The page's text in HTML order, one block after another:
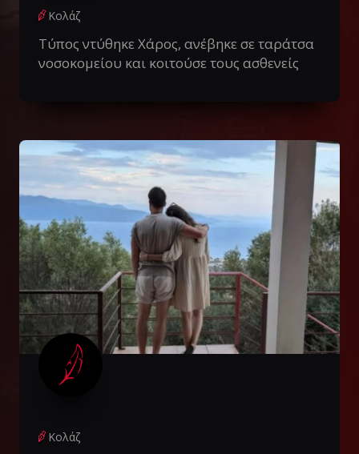
Κολάζ
Τύπος ντύθηκε Χάρος, ανέβηκε σε ταράτσα
νοσοκομείου και κοιτούσε τους ασθενείς
Κολάζ